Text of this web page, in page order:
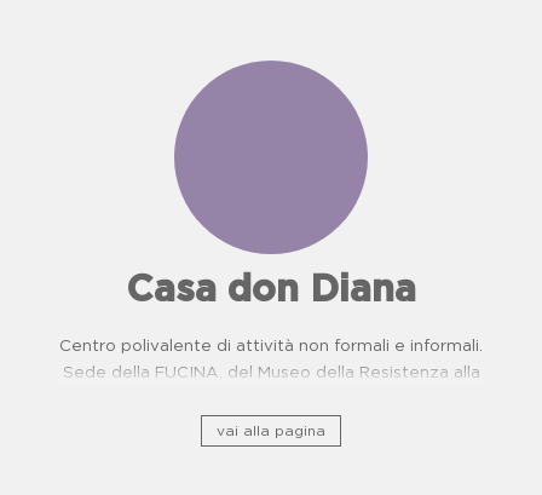
Casa don Diana
Centro polivalente di attività non formali e informali.
Sede della FUCINA, del Museo della Resistenza alla
Oncologiche. Proposte didattiche per scuole.
vai alla pagina